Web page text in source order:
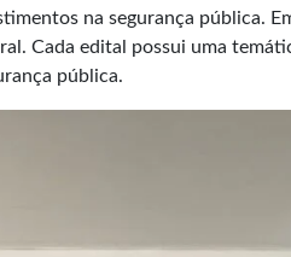
na segurança pública.
Cada edital possui uma
pública.